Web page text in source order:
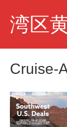
湾区
Cruise-